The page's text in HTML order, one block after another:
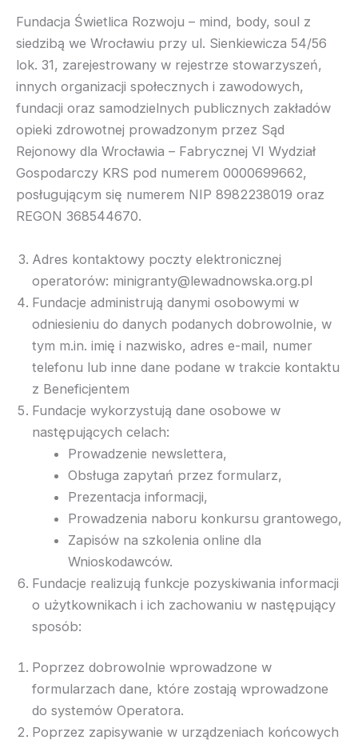
Fundacja Świetlica Rozwoju – mind, body, soul z
siedzibą we Wrocławiu przy ul. Sienkiewicza 54/56
lok. 31, zarejestrowany w rejestrze stowarzyszeń,
innych organizacji społecznych i zawodowych,
fundacji oraz samodzielnych publicznych zakładów
opieki zdrowotnej prowadzonym przez Sąd
Rejonowy dla Wrocławia – Fabrycznej VI Wydział
Gospodarczy KRS pod numerem 0000699662,
posługującym się numerem NIP 8982238019 oraz
REGON 368544670.
Adres kontaktowy poczty elektronicznej
operatorów: minigranty@lewadnowska.org.pl
Fundacje administrują danymi osobowymi w
odniesieniu do danych podanych dobrowolnie, w
tym m.in. imię i nazwisko, adres e-mail, numer
telefonu lub inne dane podane w trakcie kontaktu
z Beneficjentem
Fundacje wykorzystują dane osobowe w
następujących celach:
Prowadzenie newslettera,
Obsługa zapytań przez formularz,
Prezentacja informacji,
Prowadzenia naboru konkursu grantowego,
Zapisów na szkolenia online dla
Wnioskodawców.
Fundacje realizują funkcje pozyskiwania informacji
o użytkownikach i ich zachowaniu w następujący
sposób:
Poprzez dobrowolnie wprowadzone w
formularzach dane, które zostają wprowadzone
do systemów Operatora.
Poprzez zapisywanie w urządzeniach końcowych